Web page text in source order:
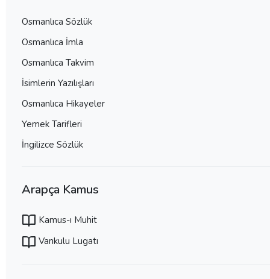
Osmanlıca Sözlük
Osmanlıca İmla
Osmanlıca Takvim
İsimlerin Yazılışları
Osmanlıca Hikayeler
Yemek Tarifleri
İngilizce Sözlük
Arapça Kamus
Kamus-ı Muhit
Vankulu Lugatı